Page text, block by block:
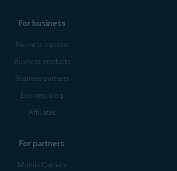
For business
Business support
Business products
Business partners
Business blog
Affiliates
For partners
Mobile Carriers